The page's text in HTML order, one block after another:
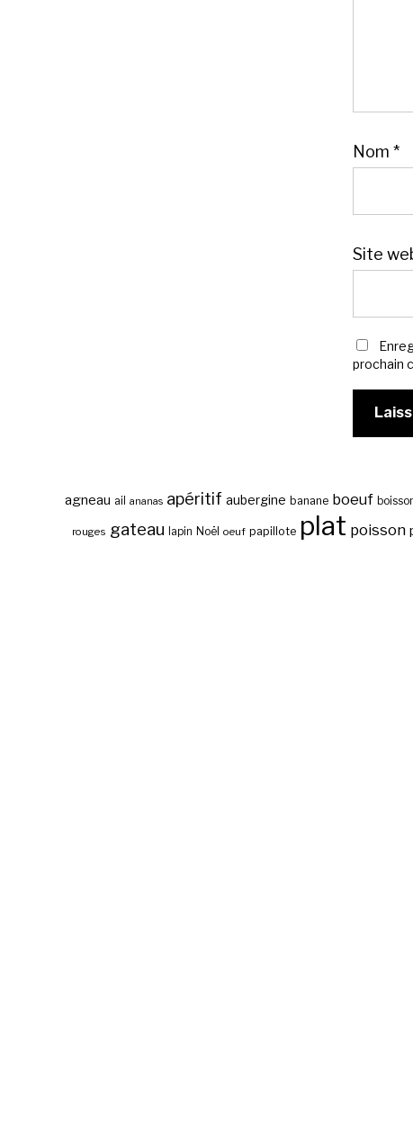
Nom *
Site
prochain
agneau ail ananas apéritif aubergine banane boeuf
rouges gateau lapin Noël oeuf papillote plat poisson